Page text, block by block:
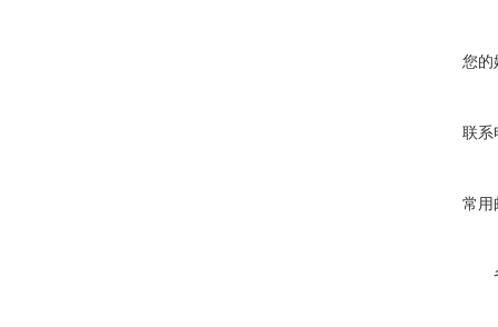
您的
联系
常用